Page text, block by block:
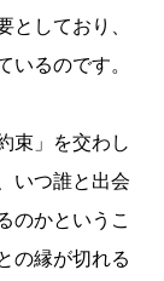
としており、
いるのです。
束」を交わし
いつ誰と出会
のかというこ
の縁が切れる